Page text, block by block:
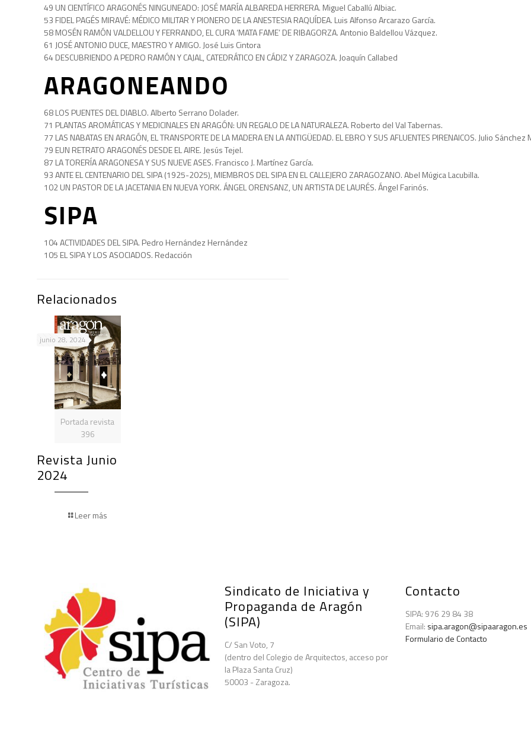
49 UN CIENTÍFICO ARAGONÉS NINGUNEADO: JOSÉ MARÍA ALBAREDA HERRERA. Miguel Caballú Albiac.
53 FIDEL PAGÉS MIRAVÉ: MÉDICO MILITAR Y PIONERO DE LA ANESTESIA RAQUÍDEA. Luis Alfonso Arcarazo García.
58 MOSÉN RAMÓN VALDELLOU Y FERRANDO, EL CURA ‘MATA FAME’ DE RIBAGORZA. Antonio Baldellou Vázquez.
61 JOSÉ ANTONIO DUCE, MAESTRO Y AMIGO. José Luis Cintora
64 DESCUBRIENDO A PEDRO RAMÓN Y CAJAL, CATEDRÁTICO EN CÁDIZ Y ZARAGOZA. Joaquín Callabed
ARAGONEANDO
68 LOS PUENTES DEL DIABLO. Alberto Serrano Dolader.
71 PLANTAS AROMÁTICAS Y MEDICINALES EN ARAGÓN: UN REGALO DE LA NATURALEZA. Roberto del Val Tabernas.
77 LAS NABATAS EN ARAGÓN, EL TRANSPORTE DE LA MADERA EN LA ANTIGÜEDAD. EL EBRO Y SUS AFLUENTES PIRENAICOS. Julio Sánchez
79 EUN RETRATO ARAGONÉS DESDE EL AIRE. Jesús Tejel.
87 LA TORERÍA ARAGONESA Y SUS NUEVE ASES. Francisco J. Martínez García.
93 ANTE EL CENTENARIO DEL SIPA (1925-2025), MIEMBROS DEL SIPA EN EL CALLEJERO ZARAGOZANO. Abel Múgica Lacubilla.
102 UN PASTOR DE LA JACETANIA EN NUEVA YORK. ÁNGEL ORENSANZ, UN ARTISTA DE LAURÉS. Ángel Farinós.
SIPA
104 ACTIVIDADES DEL SIPA. Pedro Hernández Hernández
105 EL SIPA Y LOS ASOCIADOS. Redacción
Relacionados
Portada revista
396
junio 28, 2024
Revista Junio
2024
Leer más
Sindicato de Iniciativa y
Propaganda de Aragón
(SIPA)
C/ San Voto, 7
(dentro del Colegio de Arquitectos, acceso por
la Plaza Santa Cruz)
50003 - Zaragoza.
Contacto
SIPA: 976 29 84 38
Email: sipa.aragon@sipaaragon.es
Formulario de Contacto